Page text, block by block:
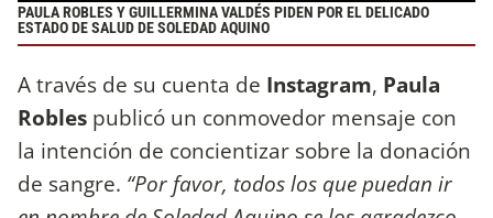
PAULA ROBLES Y GUILLERMINA VALDÉS PIDEN POR EL DELICADO
ESTADO DE SALUD DE SOLEDAD AQUINO
A través de su cuenta de Instagram, Paula
Robles publicó un conmovedor mensaje con
la intención de concientizar sobre la donación
de sangre. “Por favor, todos los que puedan ir